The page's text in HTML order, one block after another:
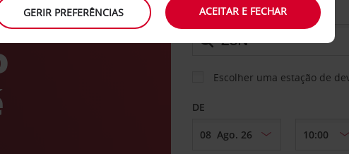
LEVANTAR EM
Escolher uma estação de
DE
GERIR PREFERÊNCIAS ACEITAR E FECHAR